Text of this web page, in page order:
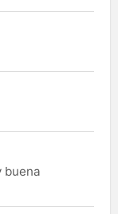
buena